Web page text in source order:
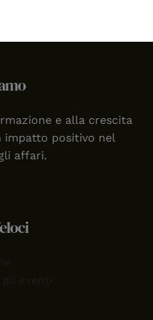
e alla crescita
impatto positivo nel
affari.